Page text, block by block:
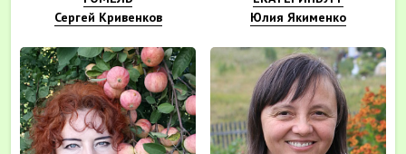
Сергей Кривенков
Юлия Якименко